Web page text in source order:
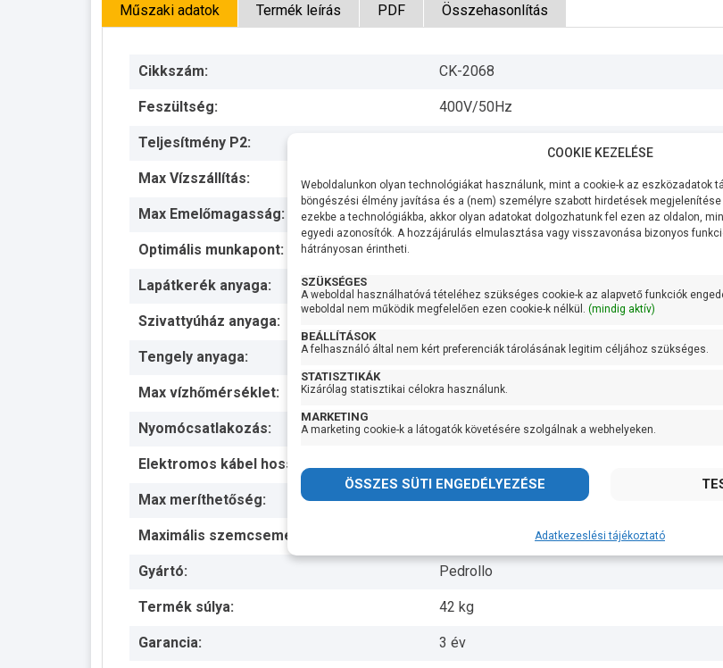
Műszaki adatok Termék leírás PDF Összehasonlítás
Cikkszám: CK-2068
Feszültség: 400V/50Hz
Teljesítmény P2:
Max Vízszállítás: 600 liter/perc
Max Emelőmagasság: 12 méter
Optimális munkapont:
Lapátkerék anyaga:
Szivattyúház anyaga:
Tengely anyaga: AISI 431 rozsdamentes acél
Max vízhőmérséklet: + 40 fok
Nyomócsatlakozás: DN65 és 2 1/2 coll
Elektromos kábel hossza:
Max meríthetőség: 10 méter
Maximális szemcseméret:
Gyártó: Pedrollo
Termék súlya: 42 kg
Garancia: 3 év
COOKIE KEZELÉSE
Weboldalunkon olyan technológiákat használunk, mint a cookie-k az eszközadatok
böngészési élmény javítása és a (nem) személyre szabott hirdetések
ezekbe a technológiákba, akkor olyan adatokat dolgozhatunk fel ezen az oldalon,
egyedi azonosítók. A hozzájárulás elmulasztása vagy visszavonása bizonyos
hátrányosan érintheti.
SZÜKSÉGES
A weboldal használhatóvá tételéhez szükséges cookie-k az alapvető funkciók
weboldal nem működik megfelelően ezen cookie-k nélkül. (mindig aktív)
BEÁLLÍTÁSOK
A felhasználó által nem kért preferenciák tárolásának legitim céljához szükséges.
STATISZTIKÁK
Kizárólag statisztikai célokra használunk.
MARKETING
A marketing cookie-k a látogatók követésére szolgálnak a webhelyeken.
Adatkezeslési tájékoztató